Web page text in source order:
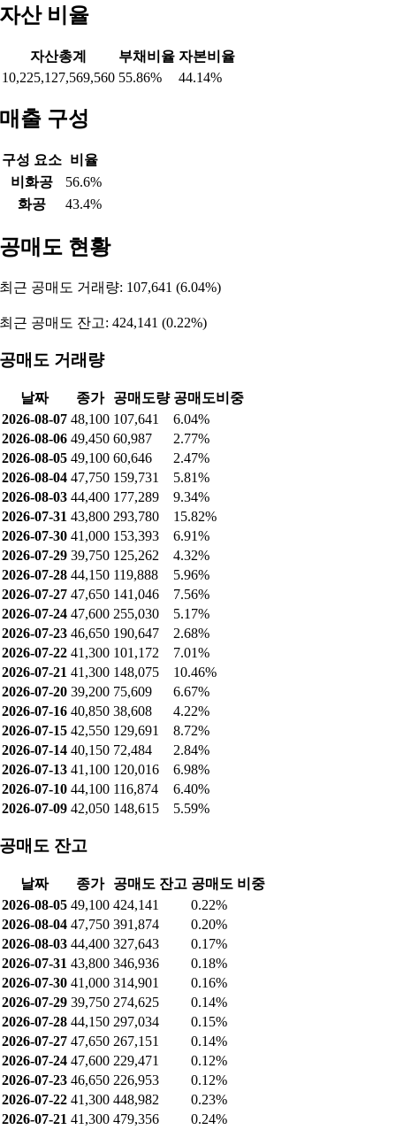
자산 비율
자산총계 부채비율 자본비율
10,225,127,569,560 55.86% 44.14%
매출 구성
구성 요소 비율
비화공
56.6%
화공
43.4%
공매도 현황
최근 공매도 거래량: 107,641 (6.04%)
최근 공매도 잔고: 424,141 (0.22%)
공매도 거래량
날짜 종가 공매도량 공매도비중
2026-08-07 48,100 107,641
6.04%
2026-08-06 49,450 60,987
2.77%
2026-08-05 49,100 60,646
2.47%
2026-08-04 47,750 159,731
5.81%
2026-08-03 44,400 177,289
9.34%
2026-07-31 43,800 293,780
15.82%
2026-07-30 41,000 153,393
6.91%
2026-07-29 39,750 125,262
4.32%
2026-07-28 44,150 119,888
5.96%
2026-07-27 47,650 141,046
7.56%
2026-07-24 47,600 255,030
5.17%
2026-07-23 46,650 190,647
2.68%
2026-07-22 41,300 101,172
7.01%
2026-07-21 41,300 148,075
10.46%
2026-07-20 39,200 75,609
6.67%
2026-07-16 40,850 38,608
4.22%
2026-07-15 42,550 129,691
8.72%
2026-07-14 40,150 72,484
2.84%
2026-07-13 41,100 120,016
6.98%
2026-07-10 44,100 116,874
6.40%
2026-07-09 42,050 148,615 5.59%
공매도 잔고
날짜 종가 공매도 잔고 공매도 비중
2026-08-05 49,100 424,141
0.22%
2026-08-04 47,750 391,874
0.20%
2026-08-03 44,400 327,643
0.17%
2026-07-31 43,800 346,936
0.18%
2026-07-30 41,000 314,901
0.16%
2026-07-29 39,750 274,625
0.14%
2026-07-28 44,150 297,034
0.15%
2026-07-27 47,650 267,151
0.14%
2026-07-24 47,600 229,471
0.12%
2026-07-23 46,650 226,953
0.12%
2026-07-22 41,300 448,982
0.23%
2026-07-21 41,300 479,356
0.24%